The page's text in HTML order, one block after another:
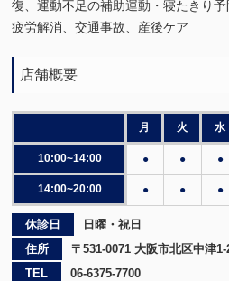
復、運動不足の補助運動・寝たきり
疲労解消、交通事故、産後ケア
店舗概要
月 火 水
10:00~14:00 ● ● ●
14:00~20:00 ● ● ●
休診日
日曜・祝日
住所
〒531-0071 大阪市北区中津
TEL
06-6375-7700